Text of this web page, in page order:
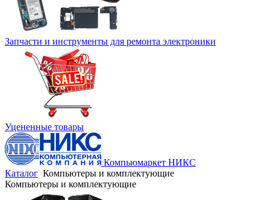
Запчасти и инструменты для ремонта электроники
Уцененные товары
Компьюмаркет НИКС
Каталог Компьютеры и комплектующие
Компьютеры и комплектующие